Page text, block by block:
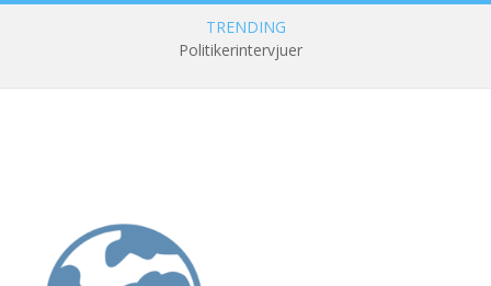
TRENDING
Politikerintervjuer